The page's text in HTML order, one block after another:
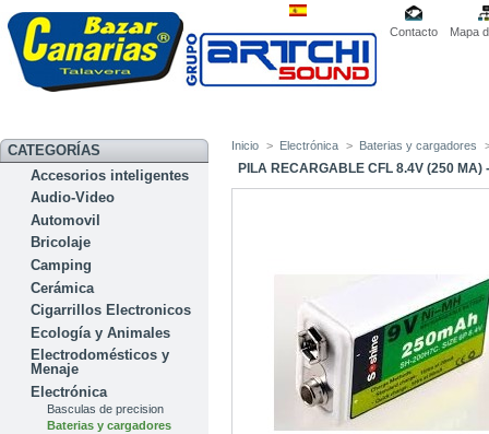
Contacto Mapa
CATEGORÍAS
Accesorios inteligentes
Audio-Video
Automovil
Bricolaje
Camping
Cerámica
Cigarrillos Electronicos
Ecología y Animales
Electrodomésticos y
Menaje
Electrónica
Basculas de precision
Baterias y cargadores
Inicio > Electrónica > Baterias y cargadores
PILA RECARGABLE CFL 8.4V (250 MA)